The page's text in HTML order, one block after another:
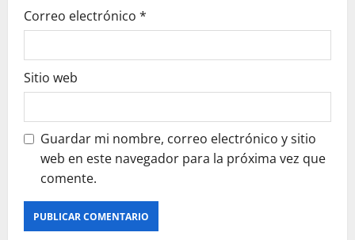
Correo electrónico *
Sitio web
Guardar mi nombre, correo electrónico y sitio
web en este navegador para la próxima vez que
comente.